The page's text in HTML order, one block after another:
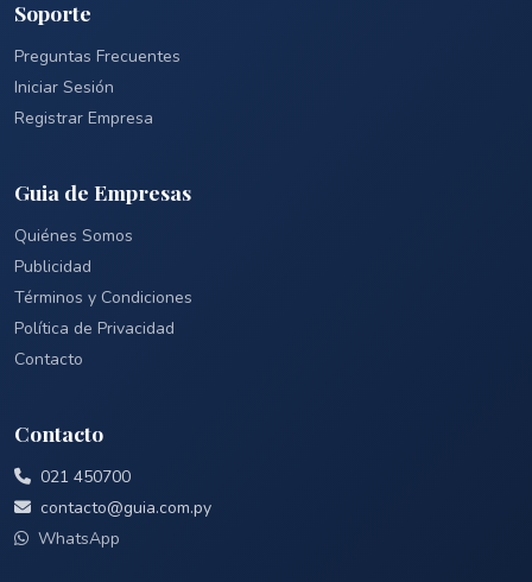
Soporte
Preguntas Frecuentes
Iniciar Sesión
Registrar Empresa
Guia de Empresas
Quiénes Somos
Publicidad
Términos y Condiciones
Política de Privacidad
Contacto
Contacto
021 450700
contacto@guia.com.py
WhatsApp